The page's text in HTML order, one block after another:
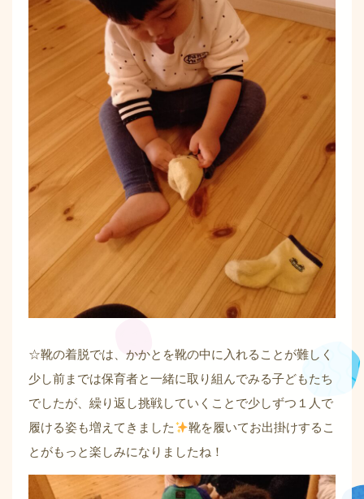
☆靴の着脱では、かかとを靴の中に入れることが難しく
少し前までは保育者と一緒に取り組んでみる子どもたち
でしたが、繰り返し挑戦していくことで少しずつ１人で
履ける姿も増えてきました
靴を履いてお出掛けするこ
とがもっと楽しみになりましたね！